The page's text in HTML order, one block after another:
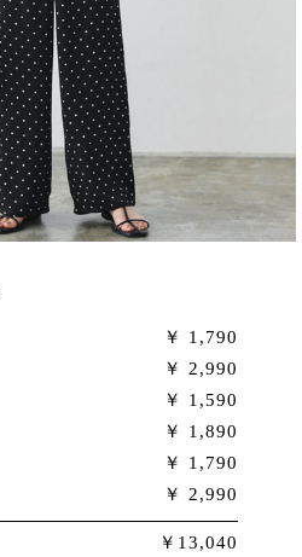
1,790
2,990
1,590
1,890
1,790
2,990
13,040